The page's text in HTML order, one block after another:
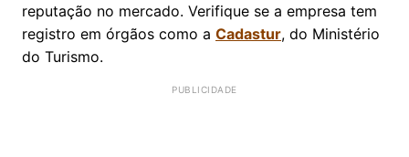
reputação no mercado. Verifique se a empresa tem
registro em órgãos como a Cadastur, do Ministério
do Turismo.